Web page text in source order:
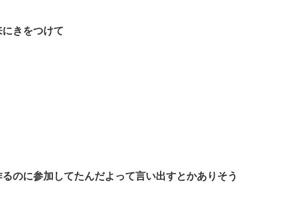
きをつけて
のに参加してたんだよって言い出すとかありそう